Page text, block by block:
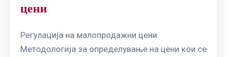
ТЕЛЕКОМУНИКАЦИИ
цени
Регулација на малопродажни цени
Методологија за определување на цени кои се